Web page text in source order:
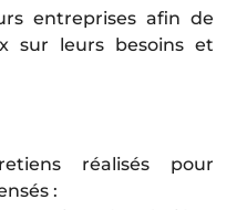
entreprises afin de
sur leurs besoins et
réalisés pour
: